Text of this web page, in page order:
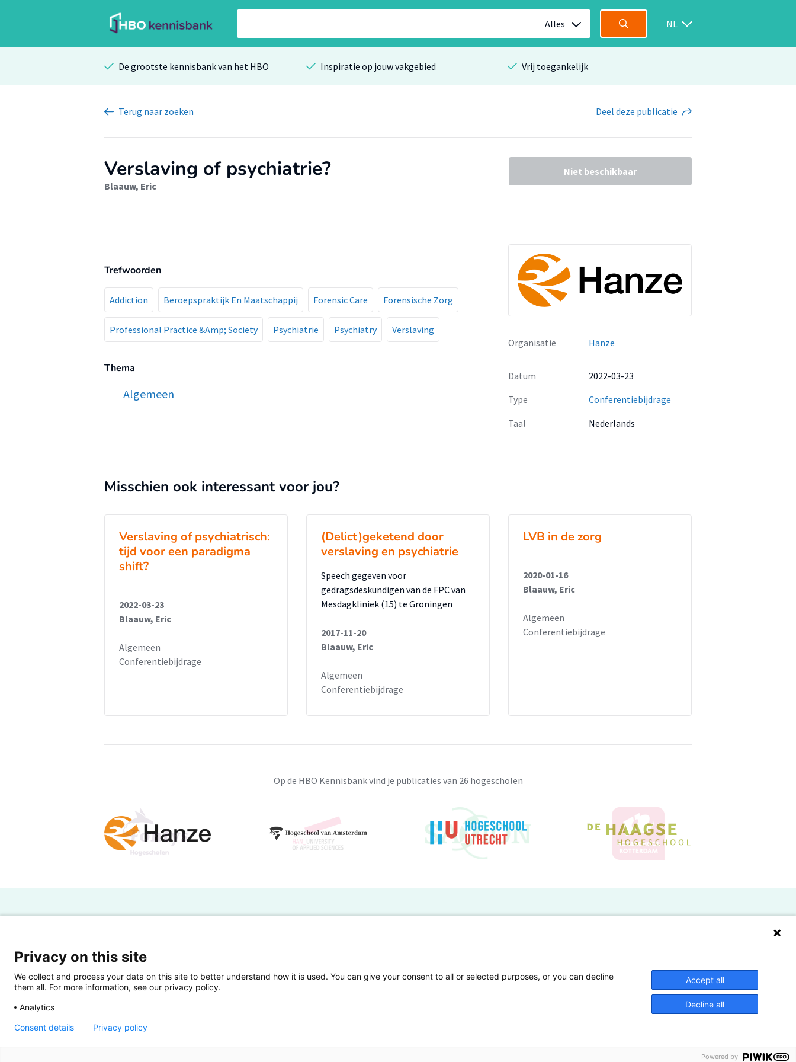
Alles NL
De grootste kennisbank van het HBO Inspiratie op jouw vakgebied Vrij toegankelijk
Terug naar zoeken Deel deze publicatie
Verslaving of psychiatrie?
Blaauw, Eric
Niet beschikbaar
Trefwoorden
Addiction Beroepspraktijk En Maatschappij Forensic Care Forensische Zorg
Professional Practice &Amp; Society Psychiatrie Psychiatry Verslaving
Thema
Algemeen
Organisatie Hanze
Datum
2022-03-23
Type
Conferentiebijdrage
Taal
Nederlands
Misschien ook interessant voor jou?
Verslaving of psychiatrisch:
tijd voor een paradigma
shift?
2022-03-23
Blaauw, Eric
Algemeen
Conferentiebijdrage
(Delict)geketend door
verslaving en psychiatrie
Speech gegeven voor
gedragsdeskundigen van de FPC van
Mesdagkliniek (15) te Groningen
2017-11-20
Blaauw, Eric
Algemeen
Conferentiebijdrage
LVB in de zorg
2020-01-16
Blaauw, Eric
Algemeen
Conferentiebijdrage
Op de HBO Kennisbank vind je publicaties van 26 hogescholen
Powered by SURF
Eigen onderzoek publiceren
Veelgestelde vragen
Lectoren en onderzoekers
Privacy on this site
We collect and process your data on this site to better understand how it is used. You can give your consent to all or selected purposes, or you can decline
them all. For more information, see our privacy policy.
Analytics
Accept all
Decline all
Consent details Privacy policy
Powered by